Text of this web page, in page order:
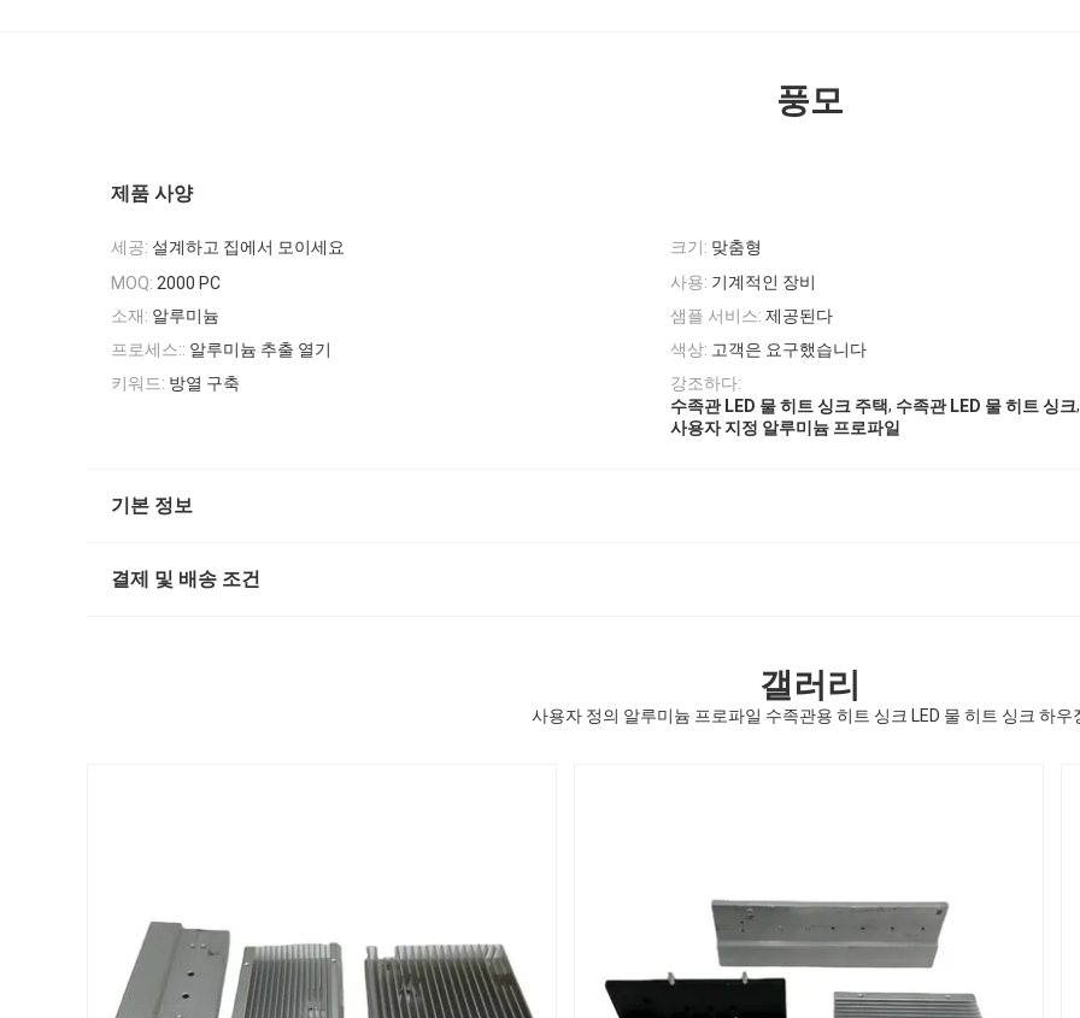
풍모
제품 사양
세공: 설계하고 집에서 모이세요 크기: 맞춤형
MOQ: 2000 PC 사용: 기계적인 장비
소재: 알루미늄 샘플 서비스: 제공된다
프로세스:: 알루미늄 추출 열기 색상: 고객은 요구했습니다
키워드: 방열 구축
강조하다:
수족관 LED 물 히트 싱크 주택, 수족관 LED 물 히트 싱크,
사용자 지정 알루미늄 프로파일
기본 정보
결제 및 배송 조건
갤러리
사용자 정의 알루미늄 프로파일 수족관용 히트 싱크 LED 물 히트 싱크 하우